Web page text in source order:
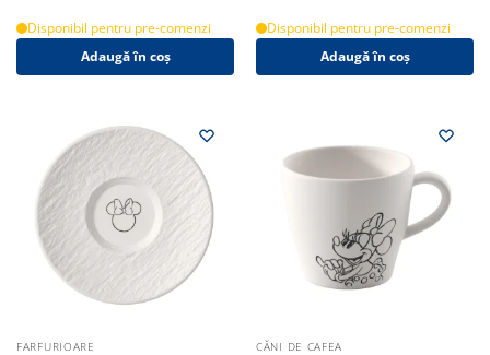
Disponibil pentru pre-comenzi
Adaugă în coș
Disponibil pentru pre-comenzi
Adaugă în coș
FARFURIOARE CĂNI DE CAFEA